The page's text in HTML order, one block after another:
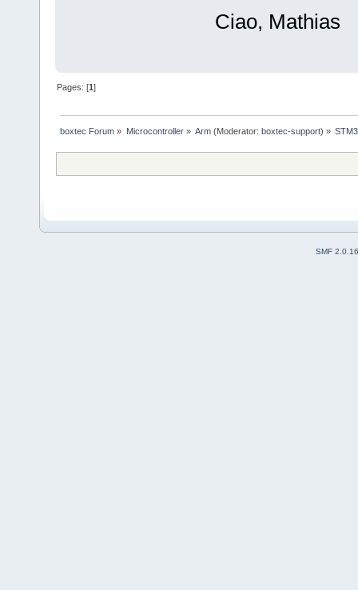
Ciao, Mathias
Pages: [1]
boxtec Forum » Microcontroller» Arm(Moderator: boxtec-support) »
SMF 2.0.16